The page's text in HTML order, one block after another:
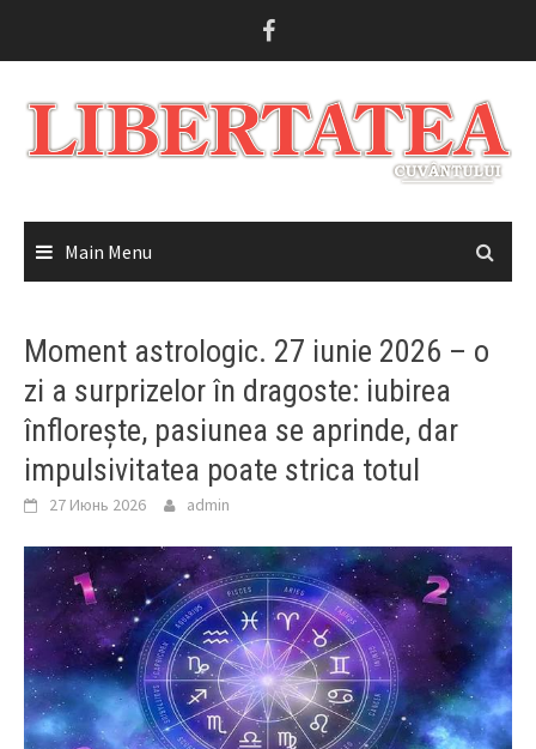
Main Menu
Moment astrologic. 27 iunie 2026 – o
zi a surprizelor în dragoste: iubirea
înflorește, pasiunea se aprinde, dar
impulsivitatea poate strica totul
27 Июнь 2026 admin